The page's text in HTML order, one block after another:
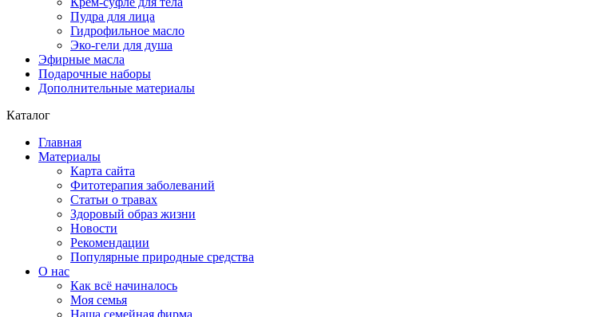
Пудра для лица
Гидрофильное масло
Эко-гели для душа
Эфирные масла
Подарочные наборы
Дополнительные материалы
Каталог
Главная
Материалы
Карта сайта
Фитотерапия заболеваний
Статьи о травах
Здоровый образ жизни
Новости
Рекомендации
Популярные природные средства
О нас
Как всё начиналось
Моя семья
Наша семейная фирма